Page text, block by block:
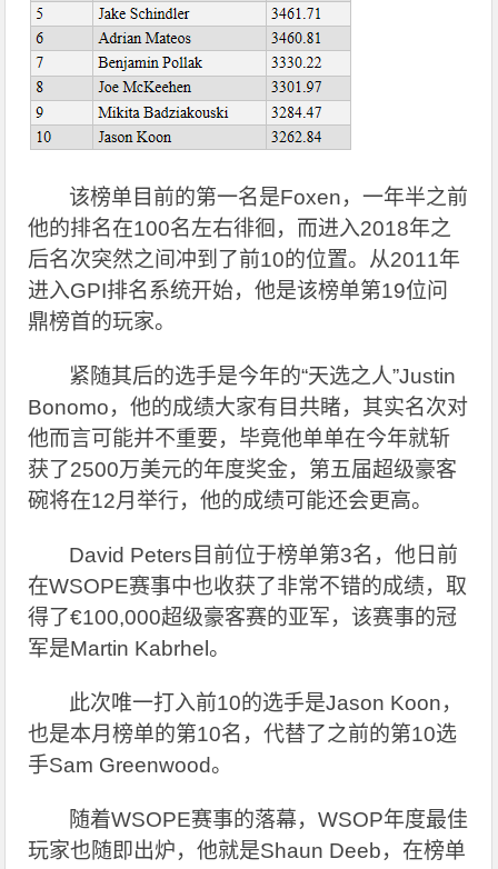
该榜单目前的第一名是Foxen，一年半之前
他的排名在100名左右徘徊，而进入2018年之
后名次突然之间冲到了前10的位置。从2011年
进入GPI排名系统开始，他是该榜单第19位问
鼎榜首的玩家。
紧随其后的选手是今年的“天选之人”Justin
Bonomo，他的成绩大家有目共睹，其实名次对
他而言可能并不重要，毕竟他单单在今年就斩
获了2500万美元的年度奖金，第五届超级豪客
碗将在12月举行，他的成绩可能还会更高。
David Peters 目前位于榜单第3名，他日前
在WSOPE赛事中也收获了非常不错的成绩，取
得了€100,000超级豪客赛的亚军，该赛事的冠
军是Martin Kabrhel。
此次唯一打入前10的选手是Jason Koon，
也是本月榜单的第10名，代替了之前的第10选
手Sam Greenwood。
随着WSOPE赛事的落幕，WSOP年度最佳
玩家也随即出炉，他就是Shaun Deeb，在榜单